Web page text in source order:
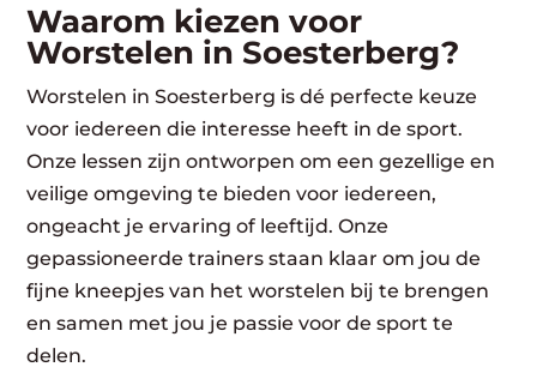
Waarom kiezen voor
Worstelen in Soesterberg?
Worstelen in Soesterberg is dé perfecte keuze
voor iedereen die interesse heeft in de sport.
Onze lessen zijn ontworpen om een gezellige en
veilige omgeving te bieden voor iedereen,
ongeacht je ervaring of leeftijd. Onze
gepassioneerde trainers staan klaar om jou de
fijne kneepjes van het worstelen bij te brengen
en samen met jou je passie voor de sport te
delen.